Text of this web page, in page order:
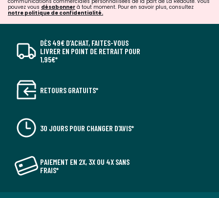
pouvez vous désabonner à tout moment. Pour en savoir plus, consultez
notre politique de confidentialité.
DÈS 49€ D’ACHAT, FAITES-VOUS
LIVRER EN POINT DE RETRAIT POUR
1,95€*
RETOURS GRATUITS*
30 JOURS POUR CHANGER D'AVIS*
PAIEMENT EN 2X, 3X OU 4X SANS
FRAIS*